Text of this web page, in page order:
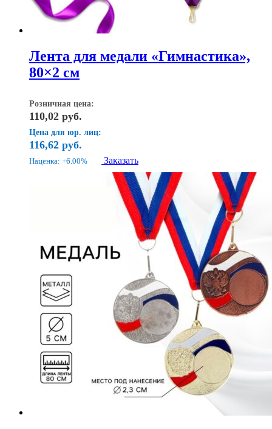
Лента для медали «Гимнастика»,
80×2 см
Розничная цена:
110,02 руб.
Цена для юр. лиц:
116,62 руб.
Наценка: +6.00% Заказать